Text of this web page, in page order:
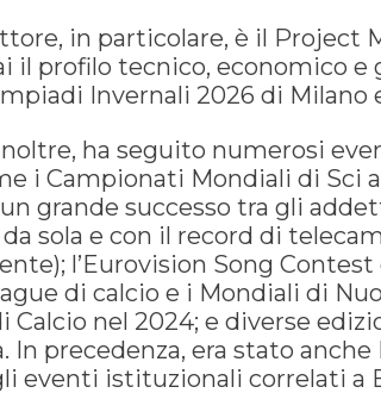
in particolare, è il Project
il profilo tecnico, economico
Invernali 2026 di Milano
ha seguito numerosi
i Campionati Mondiali di Sci
grande successo tra gli
sola e con il record di
l’Eurovision Song Contest
di calcio e i Mondiali di
Calcio nel 2024; e diverse
In precedenza, era stato
eventi istituzionali correlati a